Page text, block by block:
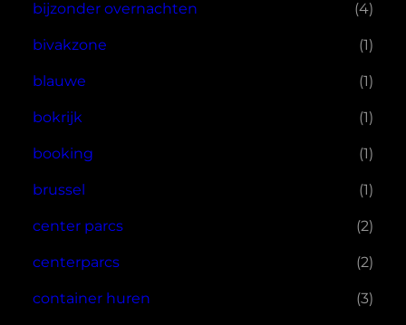
bijzonder overnachten (4)
bivakzone (1)
blauwe (1)
bokrijk (1)
booking (1)
brussel (1)
center parcs (2)
centerparcs (2)
container huren (3)